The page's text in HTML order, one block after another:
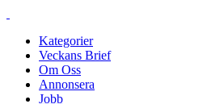
Kategorier
Veckans Brief
Om Oss
Annonsera
Jobb